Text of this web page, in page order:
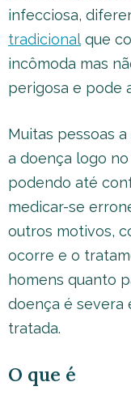
infecciosa,
tradicional que
incômoda mas
perigosa e pode
Muitas pessoas
a doença logo
podendo até
medicar-se
outros motivos,
ocorre e o
homens quanto
doença é severa
tratada.
O que é